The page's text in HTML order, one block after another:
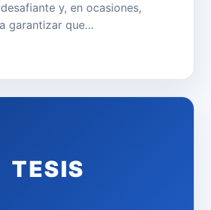
y, en ocasiones,
garantizar que…
TESIS